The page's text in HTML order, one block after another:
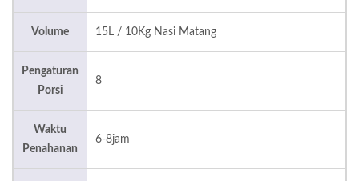
Volume 15L / 10Kg Nasi Matang
Pengaturan
Porsi
8
Waktu
Penahanan
6-8jam